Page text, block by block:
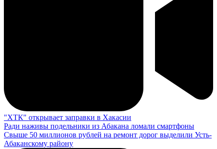
"ХТК" открывает заправки в Хакасии
Ради наживы подельники из Абакана ломали смартфоны
Свыше 50 миллионов рублей на ремонт дорог выделили Усть-
Абаканскому району